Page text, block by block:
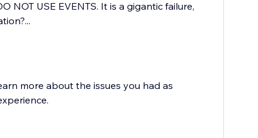
NOT USE EVENTS. It is a gigantic failure,
more about the issues you had as